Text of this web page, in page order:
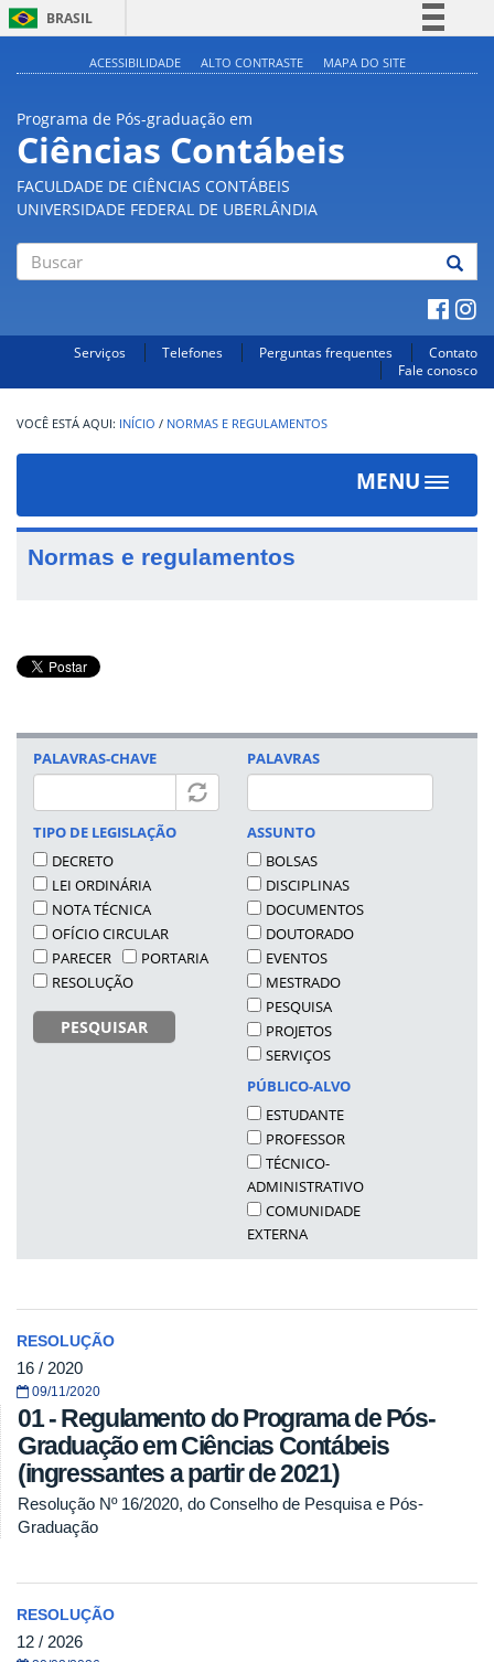
BRASIL
Acesso à informação
ACESSIBILIDADE ALTO CONTRASTE MAPA DO SITE
Programa de Pós-graduação em
Ciências Contábeis
FACULDADE DE CIÊNCIAS CONTÁBEIS
UNIVERSIDADE FEDERAL DE UBERLÂNDIA
Serviços Telefones Perguntas frequentes
Contato
Fale conosco
INÍCIO / NORMAS E REGULAMENTOS
MENU
Toggle
Normas e regulamentos
PALAVRAS-CHAVE
TIPO DE LEGISLAÇÃO
DECRETO
LEI ORDINÁRIA
NOTA TÉCNICA
OFÍCIO CIRCULAR
PARECER
PORTARIA
RESOLUÇÃO
PESQUISAR
PALAVRAS
ASSUNTO
BOLSAS
DISCIPLINAS
DOCUMENTOS
DOUTORADO
EVENTOS
MESTRADO
PESQUISA
PROJETOS
SERVIÇOS
PÚBLICO-ALVO
ESTUDANTE
PROFESSOR
TÉCNICO-
ADMINISTRATIVO
COMUNIDADE
EXTERNA
RESOLUÇÃO
16 / 2020
09/11/2020
01 - Regulamento do Programa de Pós-
Graduação em Ciências Contábeis
(ingressantes a partir de 2021)
Resolução Nº 16/2020, do Conselho de Pesquisa e Pós-
Graduação
RESOLUÇÃO
12 / 2026